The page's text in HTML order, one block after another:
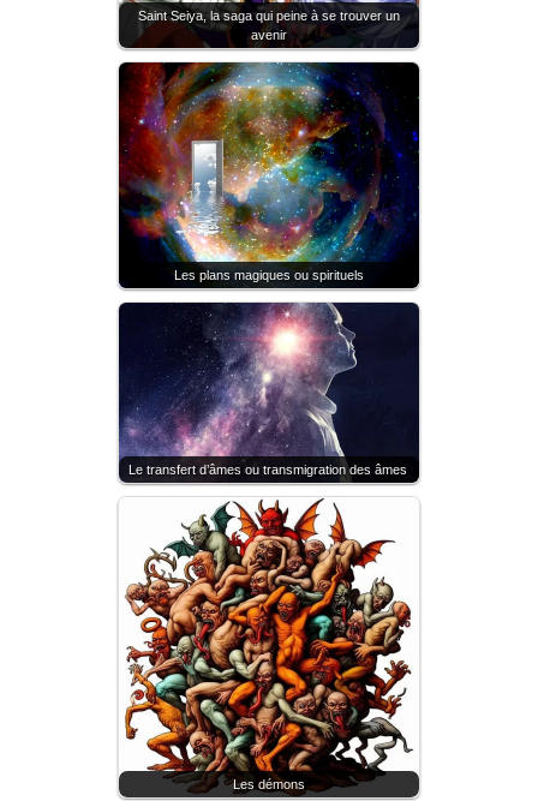
Saint Seiya, la saga qui peine à se trouver un
avenir
Les plans magiques ou spirituels
Le transfert d’âmes ou transmigration des âmes
Les démons